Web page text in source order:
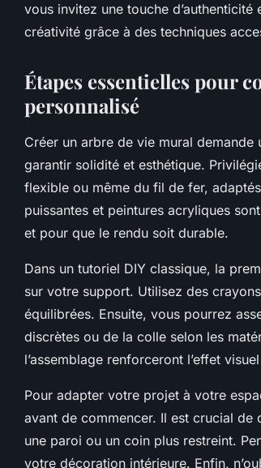
vous invitez une touche
créativité grâce à des techniques
Étapes essentielles pour
personnalisé
Créer un arbre de vie mural
garantir solidité et esthétique.
flexible ou même du fil de fer,
puissantes et peintures acryliques
et pour que le rendu soit durable.
Dans un tutoriel DIY classique, la
sur votre support. Utilisez des
équilibrées. Ensuite, vous pourrez
discrètes ou de la colle selon les
l’assemblage renforceront l’effet
Pour adapter votre projet à votre
avant de commencer. Il est crucial
une paroi ou un coin plus restreint.
votre décoration intérieure. Enfin,